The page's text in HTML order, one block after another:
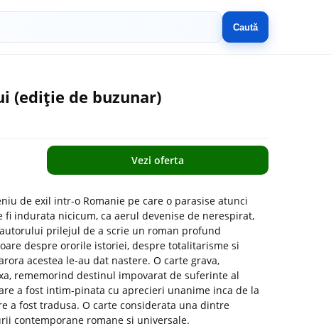
Caută
(ediție de buzunar)
Vezi oferta
de exil intr-o Romanie pe care o parasise atunci
indurata nicicum, ca aerul devenise de nerespirat,
prilejul de a scrie un roman profund
despre ororile istoriei, despre totalitarisme si
acestea le-au dat nastere. O carte grava,
rememorind destinul impovarat de suferinte al
a fost intim-pinata cu aprecieri unanime inca de la
a fost tradusa. O carte considerata una dintre
contemporane romane si universale.